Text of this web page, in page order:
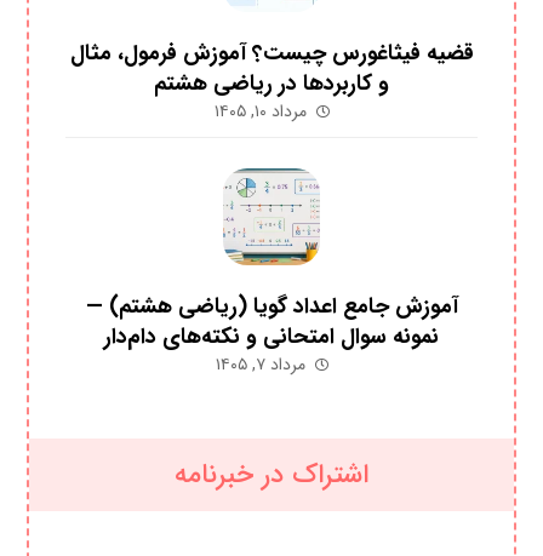
قضیه فیثاغورس چیست؟ آموزش فرمول، مثال
و کاربردها در ریاضی هشتم
مرداد ۱۰, ۱۴۰۵
آموزش جامع اعداد گویا (ریاضی هشتم) —
نمونه سوال امتحانی و نکته‌های دام‌دار
مرداد ۷, ۱۴۰۵
اشتراک در خبرنامه